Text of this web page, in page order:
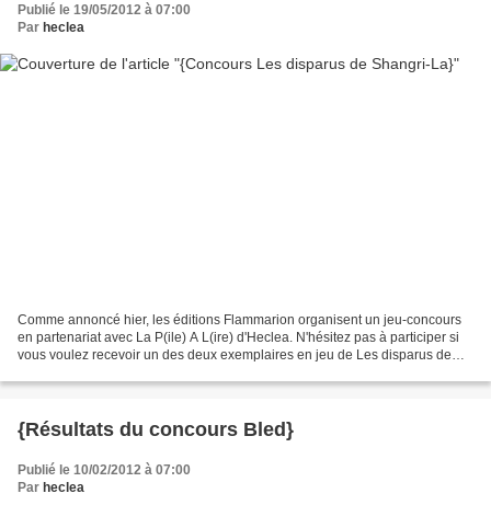
Publié le 19/05/2012 à 07:00
Par heclea
Comme annoncé hier, les éditions Flammarion organisent un jeu-concours
en partenariat avec La P(ile) A L(ire) d'Heclea. N'hésitez pas à participer si
vous voulez recevoir un des deux exemplaires en jeu de Les disparus de
{Résultats du concours Bled}
Publié le 10/02/2012 à 07:00
Par heclea